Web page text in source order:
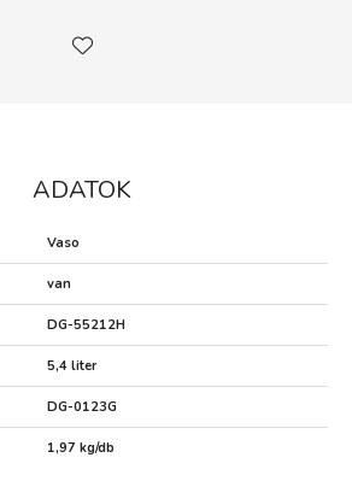
ADATOK
Vaso
van
DG-55212H
5,4 liter
DG-0123G
1,97 kg/db